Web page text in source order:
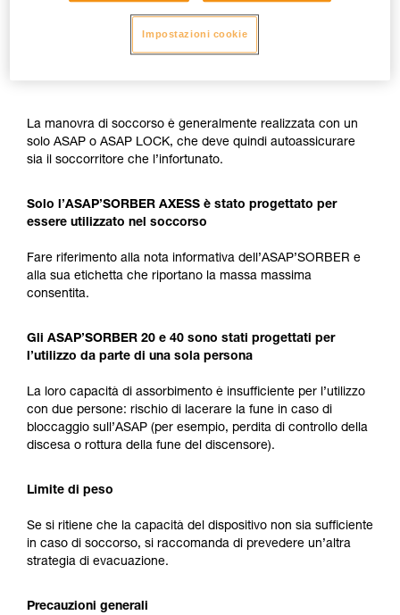
La manovra di soccorso è generalmente realizzata con un
solo ASAP o ASAP LOCK, che deve quindi autoassicurare
sia il soccorritore che l’infortunato.
Solo l’ASAP’SORBER AXESS è stato progettato per
essere utilizzato nel soccorso
Fare riferimento alla nota informativa dell’ASAP’SORBER e
alla sua etichetta che riportano la massa massima
consentita.
Gli ASAP’SORBER 20 e 40 sono stati progettati per
l’utilizzo da parte di una sola persona
La loro capacità di assorbimento è insufficiente per l’utilizzo
con due persone: rischio di lacerare la fune in caso di
bloccaggio sull’ASAP (per esempio, perdita di controllo della
discesa o rottura della fune del discensore).
Limite di peso
Se si ritiene che la capacità del dispositivo non sia sufficiente
in caso di soccorso, si raccomanda di prevedere un’altra
strategia di evacuazione.
Precauzioni generali
Impostazioni cookie